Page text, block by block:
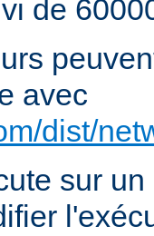
de
avec
dist/
sur